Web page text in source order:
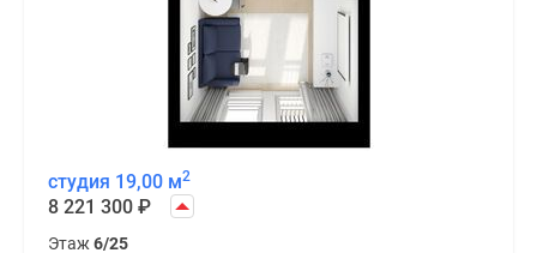
студия 19,00 м2
8 221 300 ₽
Этаж6/25